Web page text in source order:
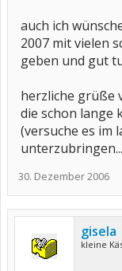
auch ich
2007 mit vielen
geben und gut
herzliche grüße
die schon lange
(versuche es im
30. Dezember 2006
gisela
kleine